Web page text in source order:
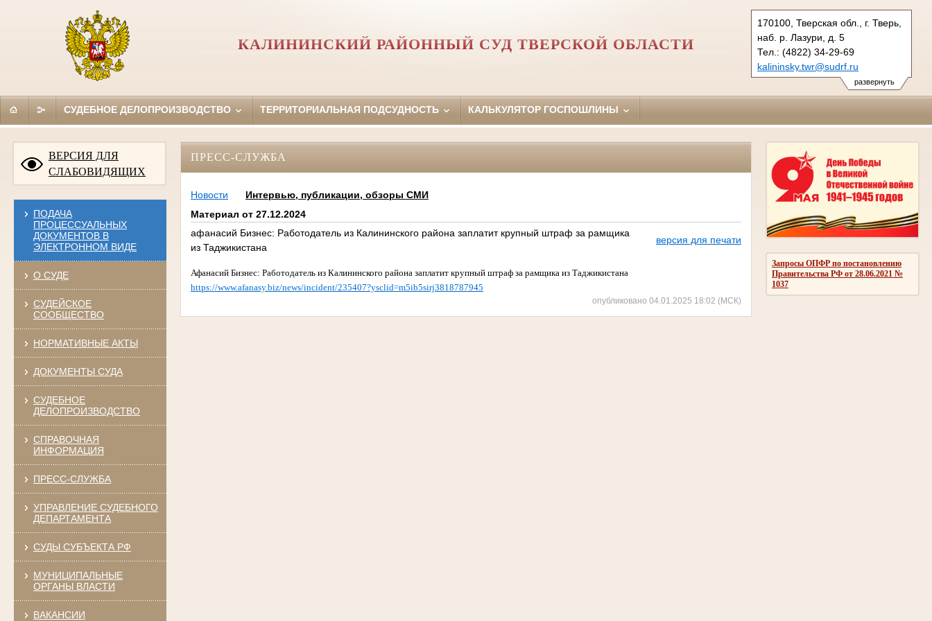
развернуть
170100, Тверская обл., г. Тверь,
наб. р. Лазури, д. 5
Тел.: (4822) 34-29-69
kalininsky.twr@sudrf.ru
КАЛИНИНСКИЙ РАЙОННЫЙ СУД ТВЕРСКОЙ ОБЛАСТИ
СУДЕБНОЕ ДЕЛОПРОИЗВОДСТВО ТЕРРИТОРИАЛЬНАЯ ПОДСУДНОСТЬ КАЛЬКУЛЯТОР ГОСПОШЛИНЫ
ВЕРСИЯ ДЛЯ
СЛАБОВИДЯЩИХ
ПОДАЧА
ПРОЦЕССУАЛЬНЫХ
ДОКУМЕНТОВ В
ЭЛЕКТРОННОМ ВИДЕ
О СУДЕ
СУДЕЙСКОЕ
СООБЩЕСТВО
НОРМАТИВНЫЕ АКТЫ
ДОКУМЕНТЫ СУДА
СУДЕБНОЕ
ДЕЛОПРОИЗВОДСТВО
СПРАВОЧНАЯ
ИНФОРМАЦИЯ
ПРЕСС-СЛУЖБА
УПРАВЛЕНИЕ СУДЕБНОГО
ДЕПАРТАМЕНТА
СУДЫ СУБЪЕКТА РФ
МУНИЦИПАЛЬНЫЕ
ОРГАНЫ ВЛАСТИ
ВАКАНСИИ
Запросы ОПФР по постановлению
Правительства РФ от 28.06.2021 №
1037
ПРЕСС-СЛУЖБА
Новости
Интервью, публикации, обзоры СМИ
Материал от 27.12.2024
афанасий Бизнес: Работодатель из Калининского района заплатит крупный штраф за рамщика
из Таджикистана
версия для печати
Афанасий Бизнес: Работодатель из Калининского района заплатит крупный штраф за рамщика из Таджикистана
https://www.afanasy.biz/news/incident/235407?ysclid=m5ib5sirj3818787945
опубликовано 04.01.2025 18:02 (МСК)